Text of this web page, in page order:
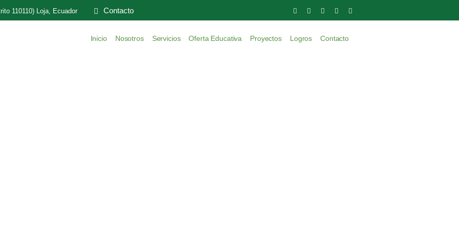
110110) Loja, Ecuador Contacto
Inicio Nosotros Servicios Oferta Educativa Proyectos Logros Contacto